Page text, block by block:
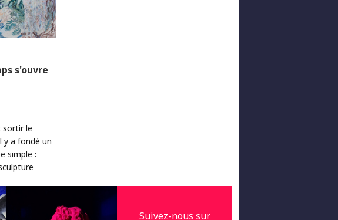
s'ouvre
sortir le
y a fondé un
simple :
Suivez-nous sur